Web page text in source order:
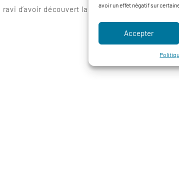
avoir un effet négatif sur
Accepter
d’avoir découvert la filière arboricole »